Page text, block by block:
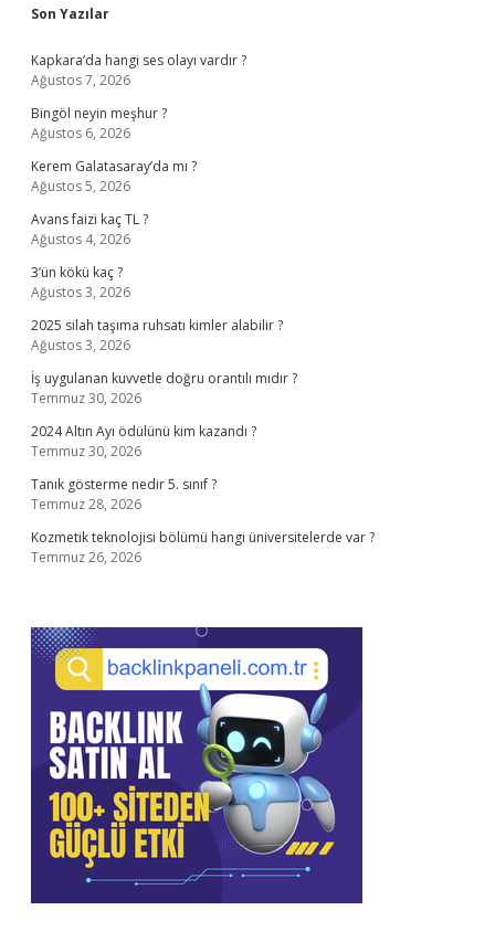
Sidebar
Son Yazılar
Kapkara’da hangi ses olayı vardır ?
Ağustos 7, 2026
Bingöl neyin meşhur ?
Ağustos 6, 2026
Kerem Galatasaray’da mı ?
Ağustos 5, 2026
Avans faizi kaç TL ?
Ağustos 4, 2026
3’ün kökü kaç ?
Ağustos 3, 2026
2025 silah taşıma ruhsatı kimler alabilir ?
Ağustos 3, 2026
İş uygulanan kuvvetle doğru orantılı mıdır ?
Temmuz 30, 2026
2024 Altın Ayı ödülünü kim kazandı ?
Temmuz 30, 2026
Tanık gösterme nedir 5. sınıf ?
Temmuz 28, 2026
Kozmetik teknolojisi bölümü hangi üniversitelerde var ?
Temmuz 26, 2026